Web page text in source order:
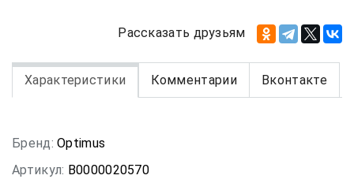
Рассказать друзьям
Характеристики Комментарии Вконтакте
Бренд: Optimus
Артикул: В0000020570